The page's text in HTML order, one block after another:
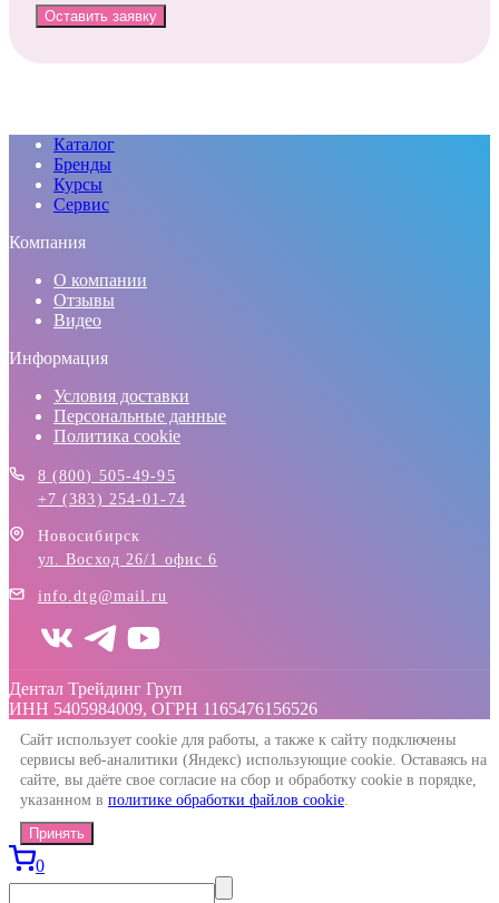
Оставить заявку
Каталог
Бренды
Курсы
Сервис
Компания
О компании
Отзывы
Видео
Информация
Условия доставки
Персональные данные
Политика cookie
8 (800) 505-49-95
+7 (383) 254-01-74
Новосибирск
ул. Восход 26/1 офис 6
info.dtg@mail.ru
Дентал Трейдинг Груп
ИНН 5405984009, ОГРН 1165476156526
Сайт использует cookie для работы, а также к сайту подключены
сервисы веб-аналитики (Яндекс) использующие cookie. Оставаясь на
сайте, вы даёте свое согласие на сбор и обработку cookie в порядке,
указанном в политике обработки файлов cookie.
Принять
0